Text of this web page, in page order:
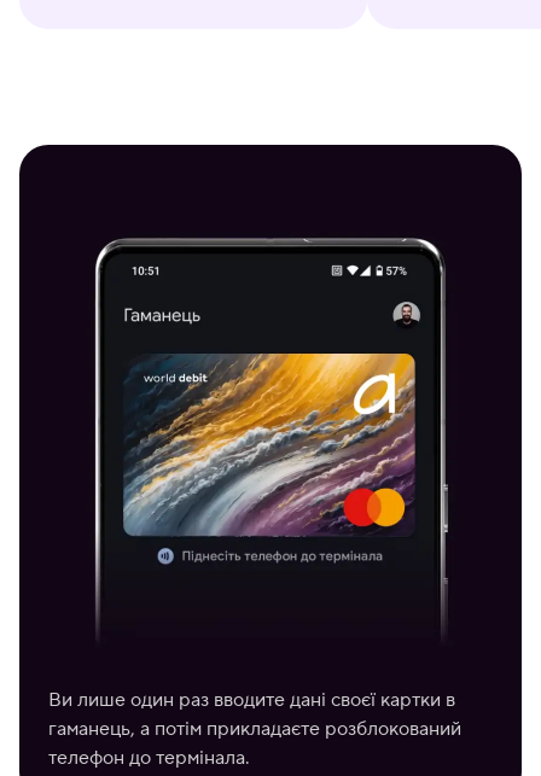
Ви лише один раз вводите дані своєї картки в
гаманець, а потім прикладаєте розблокований
телефон до термінала.